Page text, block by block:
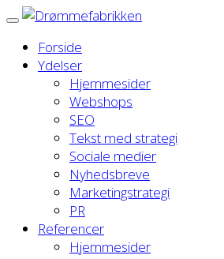
Forside
Ydelser
Hjemmesider
Webshops
SEO
Tekst med strategi
Sociale medier
Nyhedsbreve
Marketingstrategi
PR
Referencer
Hjemmesider